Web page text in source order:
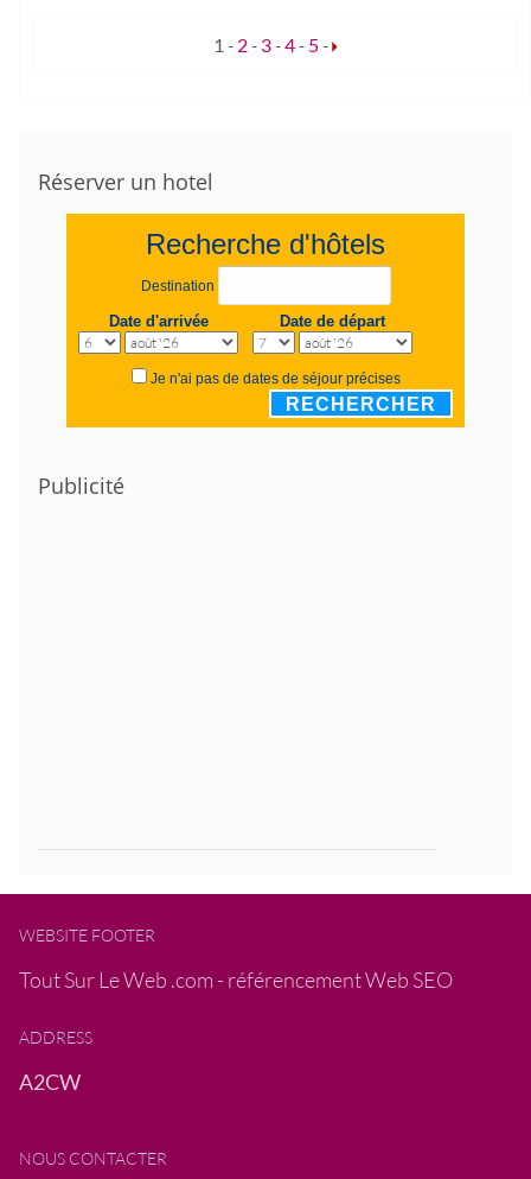
1 - 2- 3-4- 5-
Réserver un hotel
Recherche d'hôtels
Destination
Date d'arrivée Date de départ
Je n'ai pas de dates de séjour précises
RECHERCHER
Publicité
WEBSITE FOOTER
Tout Sur Le Web .com - référencement Web SEO
ADDRESS
A2CW
NOUS CONTACTER